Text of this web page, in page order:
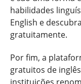
habilidades
English e
gratuitamente.
Por fim, a
gratuitos de
instituições